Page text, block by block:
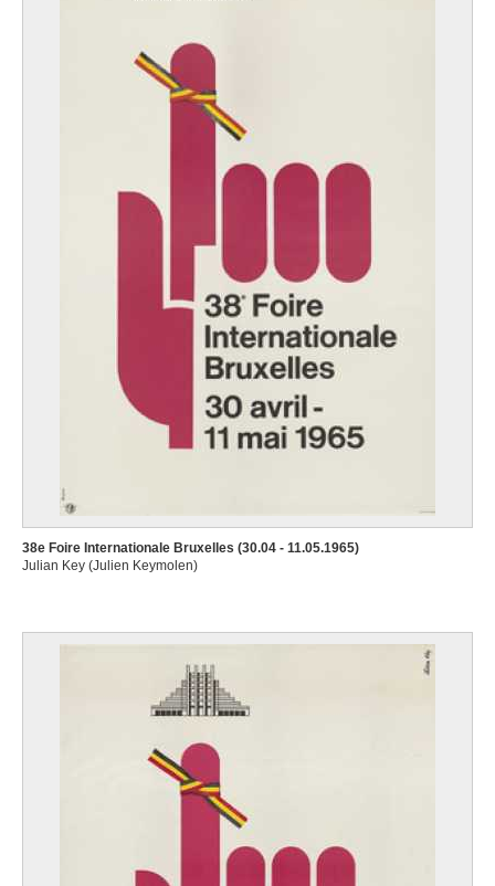
38e Foire Internationale Bruxelles (30.04 - 11.05.1965)
Julian Key (Julien Keymolen)